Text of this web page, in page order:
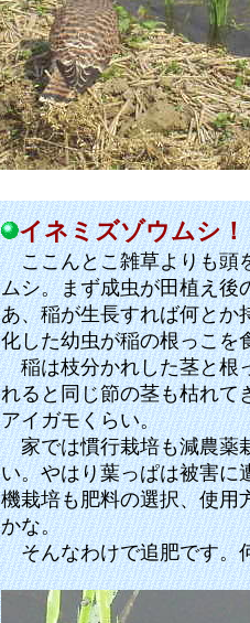
イネミズゾウムシ！
ここんとこ雑草よりも頭
ムシ。まず成虫が田植え後
あ、稲が生長すれば何とか
化した幼虫が稲の根っこを
稲は枝分かれした茎と根
れると同じ節の茎も枯れて
アイガモくらい。
家では慣行栽培も減農薬
い。やはり葉っぱは被害に
機栽培も肥料の選択、使用
かな。
そんなわけで追肥です。